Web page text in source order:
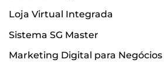
Loja Virtual Integrada
Sistema SG Master
Marketing Digital para Negócios